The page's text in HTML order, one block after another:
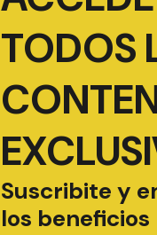
TODOS
Suscribite y
los beneficios